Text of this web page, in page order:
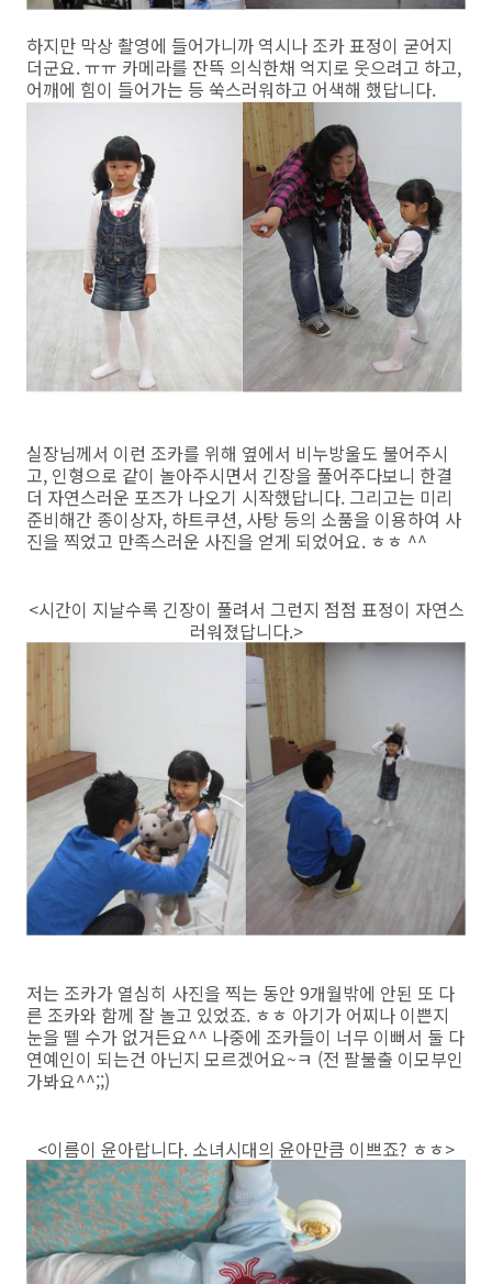
하지만 막상 촬영에 들어가니까 역시나 조카 표정이 굳어지
더군요. ㅠㅠ 카메라를 잔뜩 의식한채 억지로 웃으려고 하고,
어깨에 힘이 들어가는 등 쑥스러워하고 어색해 했답니다.
실장님께서 이런 조카를 위해 옆에서 비누방울도 불어주시
고, 인형으로 같이 놀아주시면서 긴장을 풀어주다보니 한결
더 자연스러운 포즈가 나오기 시작했답니다. 그리고는 미리
준비해간 종이상자, 하트쿠션, 사탕 등의 소품을 이용하여 사
진을 찍었고 만족스러운 사진을 얻게 되었어요. ㅎㅎ ^^
<시간이 지날수록 긴장이 풀려서 그런지 점점 표정이 자연스
러워졌답니다.>
저는 조카가 열심히 사진을 찍는 동안 9개월밖에 안된 또 다
른 조카와 함께 잘 놀고 있었죠. ㅎㅎ 아기가 어찌나 이쁜지
눈을 뗄 수가 없거든요^^ 나중에 조카들이 너무 이뻐서 둘 다
연예인이 되는건 아닌지 모르겠어요~ㅋ (전 팔불출 이모부인
가봐요^^;;)
<이름이 윤아랍니다. 소녀시대의 윤아만큼 이쁘죠? ㅎㅎ>